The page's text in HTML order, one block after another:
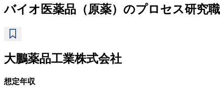
バイオ医薬品（原薬）のプロセス研究職
大鵬薬品工業株式会社
想定年収